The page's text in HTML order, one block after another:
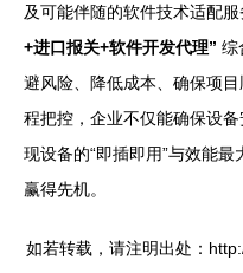
及可能伴随的软件技术适配
+进口报关+软件开发代理” 综
避风险、降低成本、确保项
程把控，企业不仅能确保设
现设备的“即插即用”与效能
赢得先机。
如若转载，请注明出处：